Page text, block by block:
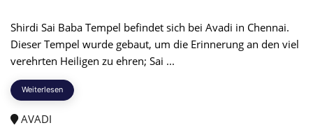
Shirdi Sai Baba Tempel befindet sich bei Avadi in Chennai.
Dieser Tempel wurde gebaut, um die Erinnerung an den viel
verehrten Heiligen zu ehren; Sai ...
Weiterlesen
AVADI